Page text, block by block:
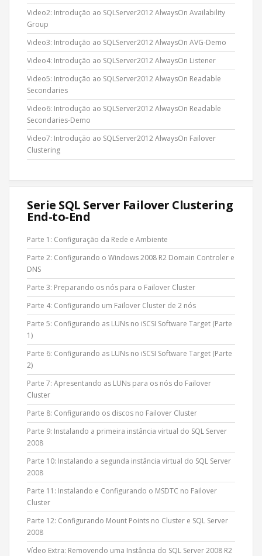
Video2: Introdução ao SQLServer2012 AlwaysOn Availability
Group
Video3: Introdução ao SQLServer2012 AlwaysOn AVG-Demo
Video4: Introdução ao SQLServer2012 AlwaysOn Listener
Video5: Introdução ao SQLServer2012 AlwaysOn Readable
Secondaries
Video6: Introdução ao SQLServer2012 AlwaysOn Readable
Secondaries-Demo
Video7: Introdução ao SQLServer2012 AlwaysOn Failover
Clustering
Serie SQL Server Failover Clustering
End-to-End
Parte 1: Configuração da Rede e Ambiente
Parte 2: Configurando o Windows 2008 R2 Domain Controler e
DNS
Parte 3: Preparando os nós para o Failover Cluster
Parte 4: Configurando um Failover Cluster de 2 nós
Parte 5: Configurando as LUNs no iSCSI Software Target (Parte
1)
Parte 6: Configurando as LUNs no iSCSI Software Target (Parte
2)
Parte 7: Apresentando as LUNs para os nós do Failover
Cluster
Parte 8: Configurando os discos no Failover Cluster
Parte 9: Instalando a primeira instância virtual do SQL Server
2008
Parte 10: Instalando a segunda instância virtual do SQL Server
2008
Parte 11: Instalando e Configurando o MSDTC no Failover
Cluster
Parte 12: Configurando Mount Points no Cluster e SQL Server
2008
Vídeo Extra: Removendo uma Instância do SQL Server 2008 R2